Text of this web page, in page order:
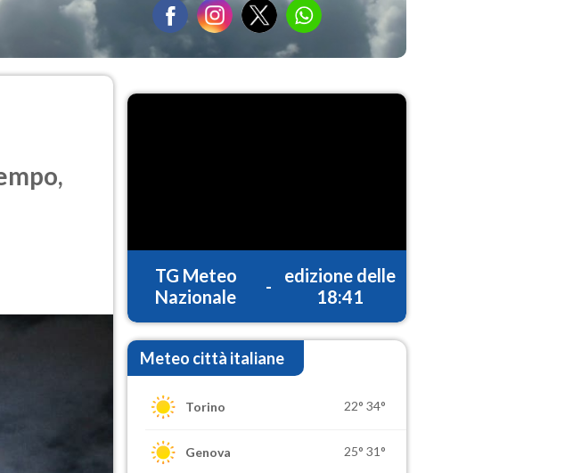
TG Meteo
Nazionale
-
edizione delle
18:41
Meteo città italiane
Torino 22° 34°
Genova 25° 31°